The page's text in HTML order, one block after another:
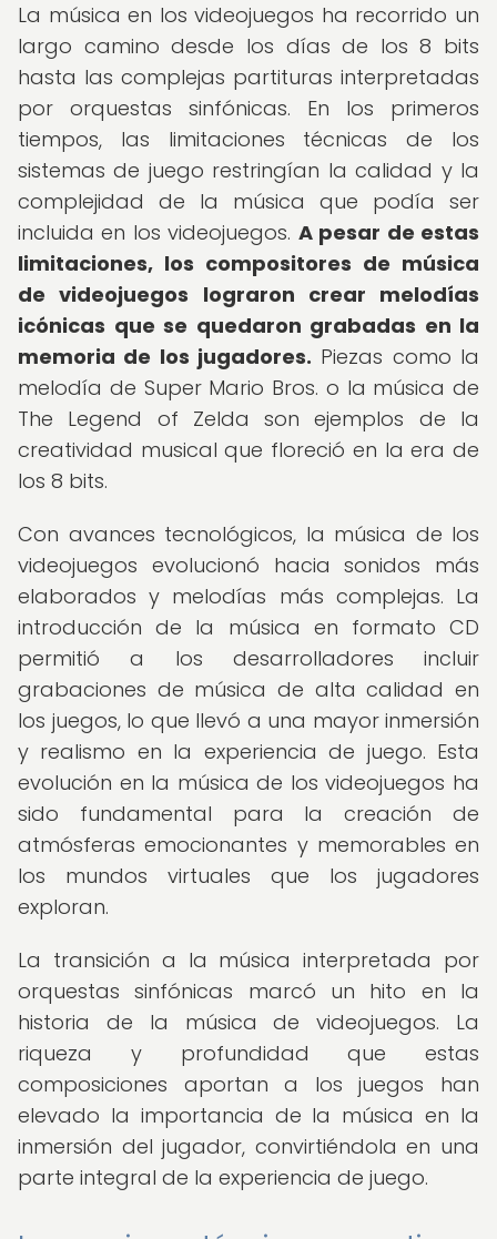
La música en los videojuegos ha recorrido un
largo camino desde los días de los 8 bits
hasta las complejas partituras interpretadas
por orquestas sinfónicas. En los primeros
tiempos, las limitaciones técnicas de los
sistemas de juego restringían la calidad y la
complejidad de la música que podía ser
incluida en los videojuegos. A pesar de estas
limitaciones, los compositores de música
de videojuegos lograron crear melodías
icónicas que se quedaron grabadas en la
memoria de los jugadores. Piezas como la
melodía de Super Mario Bros. o la música de
The Legend of Zelda son ejemplos de la
creatividad musical que floreció en la era de
los 8 bits.
Con avances tecnológicos, la música de los
videojuegos evolucionó hacia sonidos más
elaborados y melodías más complejas. La
introducción de la música en formato CD
permitió a los desarrolladores incluir
grabaciones de música de alta calidad en
los juegos, lo que llevó a una mayor inmersión
y realismo en la experiencia de juego. Esta
evolución en la música de los videojuegos ha
sido fundamental para la creación de
atmósferas emocionantes y memorables en
los mundos virtuales que los jugadores
exploran.
La transición a la música interpretada por
orquestas sinfónicas marcó un hito en la
historia de la música de videojuegos. La
riqueza y profundidad que estas
composiciones aportan a los juegos han
elevado la importancia de la música en la
inmersión del jugador, convirtiéndola en una
parte integral de la experiencia de juego.